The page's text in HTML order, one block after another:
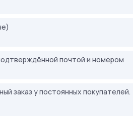
почтой и номером
заказ у постоянных покупателей.